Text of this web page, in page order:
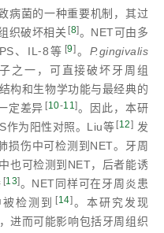
病菌的一种重要机制，其过
织破坏相关 [8]。NET可由多
、IL⁃8等 [9]。 P.gingivalis
之一，可直接破坏牙周组
构和生物学功能与最经典的
定差异 [10-11]。因此，本研
作为阳性对照。Liu等 [12] 发
损伤中可检测到NET。牙周
也可检测到NET，后者能诱
[13]。NET同样可在牙周炎患
检测到
[14]。本研究发现
进而可能影响包括牙周组织